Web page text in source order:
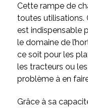
Cette rampe de
toutes utilisations.
est indispensable
le domaine de
ce soit pour les
les tracteurs ou
problème à en
Grâce à sa